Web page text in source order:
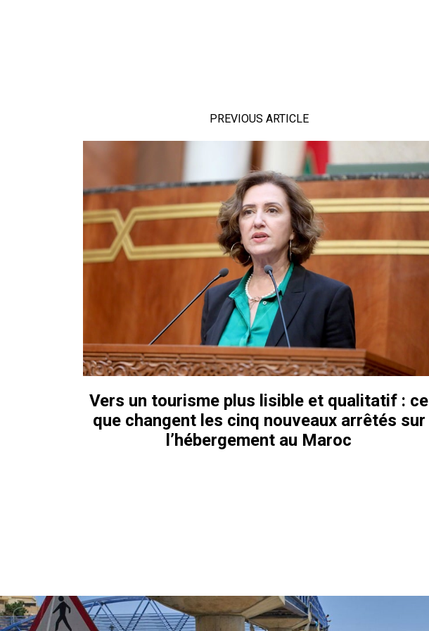
PREVIOUS ARTICLE
Vers un tourisme plus lisible et qualitatif : ce
que changent les cinq nouveaux arrêtés sur
l’hébergement au Maroc